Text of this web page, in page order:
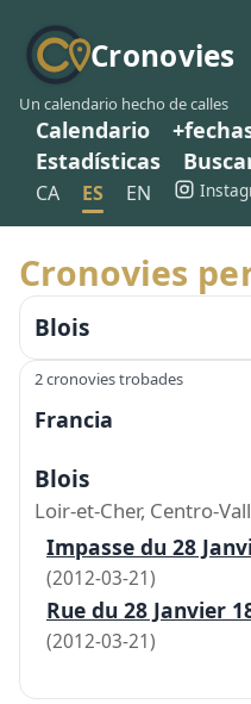
Cronovies
Un calendario hecho de calles
Calendario
Estadísticas
CA ES EN
Cronovies
Blois
2 cronovies trobades
Francia
Blois
Loir-et-Cher, Centro-
Impasse du 28
(2012-03-21)
Rue du 28 Janvier
(2012-03-21)